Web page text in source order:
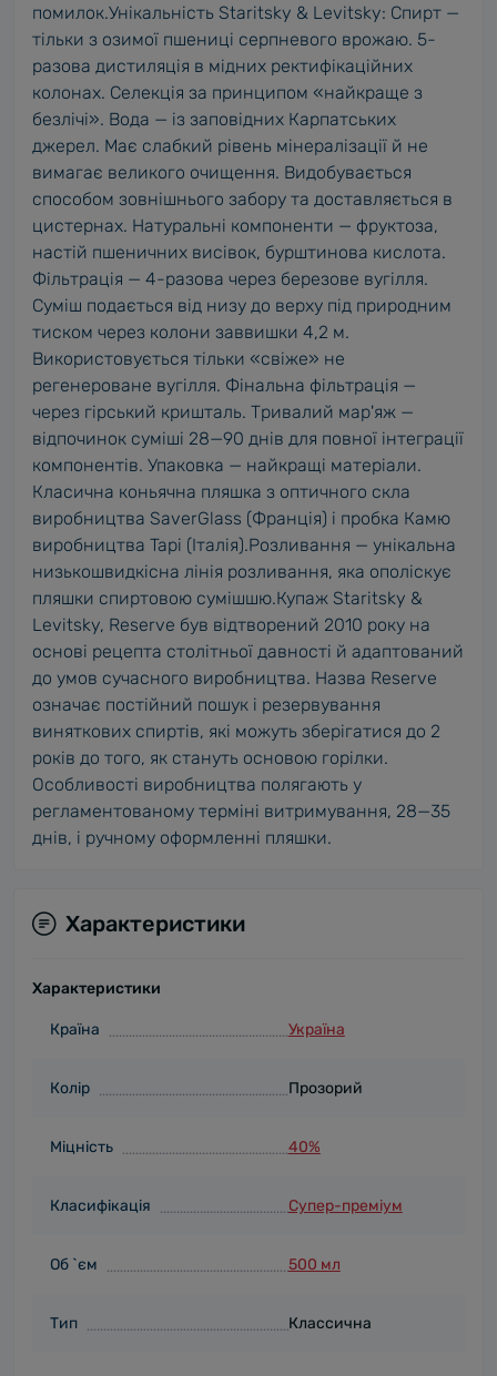
помилок.Унікальність Staritsky & Levitsky: Спирт —
тільки з озимої пшениці серпневого врожаю. 5-
разова дистиляція в мідних ректифікаційних
колонах. Селекція за принципом «найкраще з
безлічі». Вода — із заповідних Карпатських
джерел. Має слабкий рівень мінералізації й не
вимагає великого очищення. Видобувається
способом зовнішнього забору та доставляється в
цистернах. Натуральні компоненти — фруктоза,
настій пшеничних висівок, бурштинова кислота.
Фільтрація — 4-разова через березове вугілля.
Суміш подається від низу до верху під природним
тиском через колони заввишки 4,2 м.
Використовується тільки «свіже» не
регенероване вугілля. Фінальна фільтрація —
через гірський кришталь. Тривалий мар'яж —
відпочинок суміші 28—90 днів для повної інтеграції
компонентів. Упаковка — найкращі матеріали.
Класична коньячна пляшка з оптичного скла
виробництва SaverGlass (Франція) і пробка Камю
виробництва Tapi (Італія).Розливання — унікальна
низькошвидкісна лінія розливання, яка ополіскує
пляшки спиртовою сумішшю.Купаж Staritsky &
Levitsky, Reserve був відтворений 2010 року на
основі рецепта столітньої давності й адаптований
до умов сучасного виробництва. Назва Reserve
означає постійний пошук і резервування
виняткових спиртів, які можуть зберігатися до 2
років до того, як стануть основою горілки.
Особливості виробництва полягають у
регламентованому терміні витримування, 28—35
днів, і ручному оформленні пляшки.
Характеристики
Характеристики
Країна Україна
Колір Прозорий
Міцність 40%
Класифікація Супер-преміум
Об `єм 500 мл
Тип Классична